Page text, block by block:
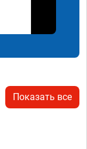
Показать все